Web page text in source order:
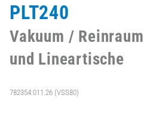
PLT240
Vakuum /
und Lineartische
782354:011.26 (VSS80)